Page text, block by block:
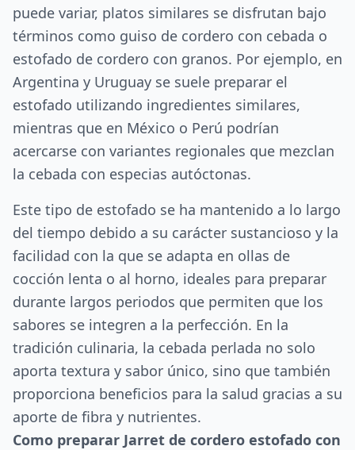
puede variar, platos similares se disfrutan bajo
términos como guiso de cordero con cebada o
estofado de cordero con granos. Por ejemplo, en
Argentina y Uruguay se suele preparar el
estofado utilizando ingredientes similares,
mientras que en México o Perú podrían
acercarse con variantes regionales que mezclan
la cebada con especias autóctonas.
Este tipo de estofado se ha mantenido a lo largo
del tiempo debido a su carácter sustancioso y la
facilidad con la que se adapta en ollas de
cocción lenta o al horno, ideales para preparar
durante largos periodos que permiten que los
sabores se integren a la perfección. En la
tradición culinaria, la cebada perlada no solo
aporta textura y sabor único, sino que también
proporciona beneficios para la salud gracias a su
aporte de fibra y nutrientes.
Como preparar Jarret de cordero estofado con